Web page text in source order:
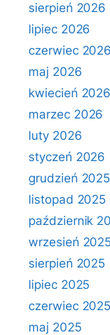
sierpień 2026
lipiec 2026
czerwiec 2026
maj 2026
kwiecień 2026
marzec 2026
luty 2026
styczeń 2026
grudzień 2025
listopad 2025
październik
wrzesień
sierpień 2025
lipiec 2025
czerwiec 2025
maj 2025